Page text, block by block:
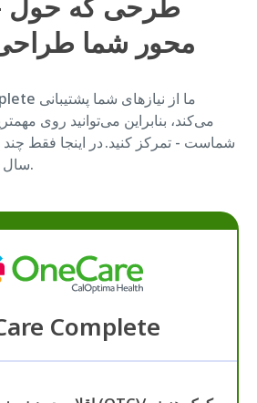
محور شما
می‌کند، بنابراین می‌توانید روی
شماست - تمرکز کنید. در اینجا فقط چند
سال 2026 آورده شده است.
Complete